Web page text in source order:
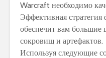
Warcraft необходимо
Эффективная
обеспечит вам
сокровищ и артефактов.
Используя следующие